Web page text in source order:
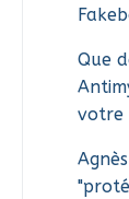
Que
votre